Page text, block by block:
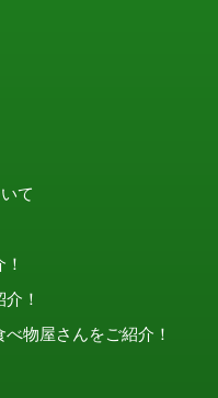
て
！
物屋さんをご紹介！